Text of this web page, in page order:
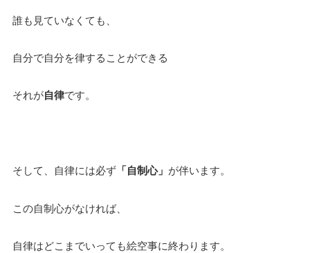
誰も見ていなくても、
自分で自分を律することができる
それが自律です。
そして、自律には必ず 「自制心」 が伴います。
この自制心がなければ、
自律はどこまでいっても絵空事に終わります。